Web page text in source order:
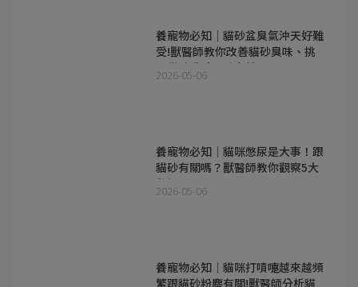
養寵物必知｜貓砂盆臭氣沖天好難
受!獸醫師教你改善貓砂臭味、挑
選貓砂重點及除臭技巧
2026-05-06
養寵物必知｜貓咪憋尿是大事！跟
貓砂有關嗎？獸醫師教你觀察5大
警訊
2026-05-06
養寵物必知｜貓咪打噴嚏越來越頻
繁跟貓砂粉塵有關!獸醫師分析貓